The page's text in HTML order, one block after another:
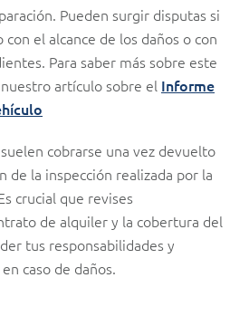
Pueden surgir disputas si
el alcance de los daños o con
Para saber más sobre este
artículo sobre el Informe
cobrarse una vez devuelto
de la inspección realizada por la
crucial que revises
de alquiler y la cobertura del
tus responsabilidades y
caso de daños.